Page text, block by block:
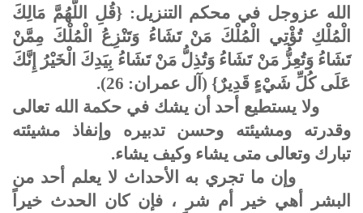
الله عزوجل في محكم التنزيل: {قُلِ اللَّهُمَّ مَالِكَ
الْمُلْكِ تُؤْتِي الْمُلْكَ مَنْ تَشَاءُ وَتَنْزِعُ الْمُلْكَ مِمَّنْ
تَشَاءُ وَتُعِزُّ مَنْ تَشَاءُ وَتُذِلُّ مَنْ تَشَاءُ بِيَدِكَ الْخَيْرُ إِنَّكَ
عَلَى كُلِّ شَيْءٍ قَدِيرٌ} (آل عمران: 26).
ولا يستطيع أحد أن يشك في حكمة الله تعالى
وقدرته ومشيئته وحسن تدبيره وإنفاذ مشيئته
تبارك وتعالى متى يشاء وكيف يشاء.
وإن ما تجري به الأحداث لا يعلم أحد من
البشر أهي خير أم شر ، فإن كان الحدث خيراً